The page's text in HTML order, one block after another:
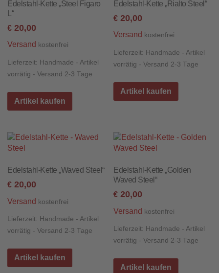
Edelstahl-Kette „Steel Figaro
L“
€ 20,00
Versand kostenfrei
Lieferzeit: Handmade - Artikel
vorrätig - Versand 2-3 Tage
Artikel kaufen
Edelstahl-Kette „Rialto Steel“
€ 20,00
Versand kostenfrei
Lieferzeit: Handmade - Artikel
vorrätig - Versand 2-3 Tage
Artikel kaufen
Edelstahl-Kette „Waved Steel“
€ 20,00
Versand kostenfrei
Lieferzeit: Handmade - Artikel
vorrätig - Versand 2-3 Tage
Artikel kaufen
Edelstahl-Kette „Golden
Waved Steel“
€ 20,00
Versand kostenfrei
Lieferzeit: Handmade - Artikel
vorrätig - Versand 2-3 Tage
Artikel kaufen